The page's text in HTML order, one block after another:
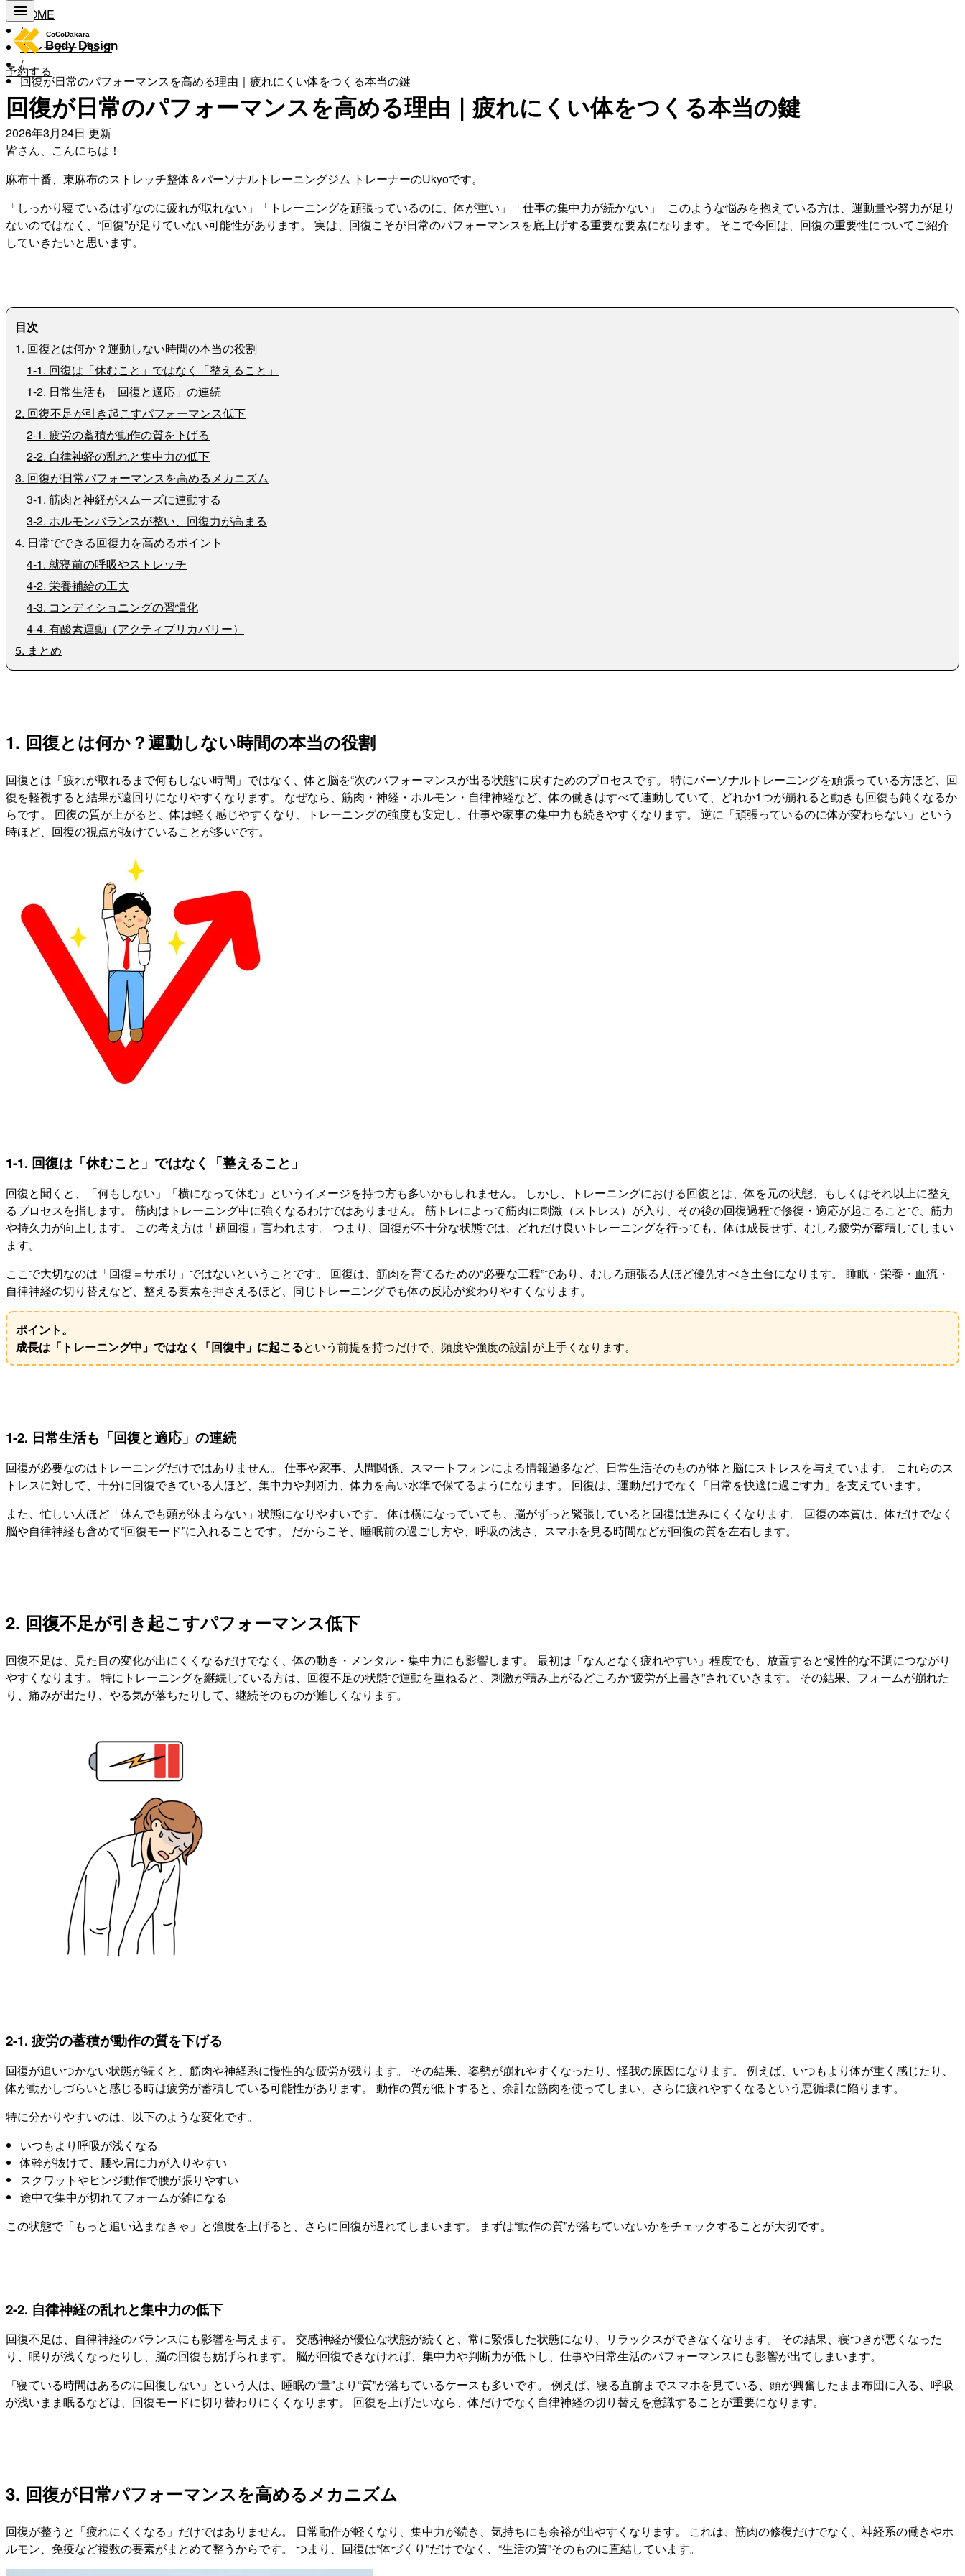
予約する
HOME
/
トレーナーブログ
/
回復が日常のパフォーマンスを高める理由｜疲れにくい体をつくる本当の鍵
回復が日常のパフォーマンスを高める理由｜疲れにくい体をつくる本当の鍵
2026年3月24日 更新
皆さん、こんにちは！
麻布十番、東麻布のストレッチ整体＆パーソナルトレーニングジム トレーナーのUkyoです。
「しっかり寝ているはずなのに疲れが取れない」「トレーニングを頑張っているのに、体が重い」「仕事の集中力が続かない」 このような悩みを抱えている方は、運動量や努力が足り
ないのではなく、“回復”が足りていない可能性があります。 実は、回復こそが日常のパフォーマンスを底上げする重要な要素になります。 そこで今回は、回復の重要性についてご紹介
していきたいと思います。
目次
1. 回復とは何か？運動しない時間の本当の役割
1-1. 回復は「休むこと」ではなく「整えること」
1-2. 日常生活も「回復と適応」の連続
2. 回復不足が引き起こすパフォーマンス低下
2-1. 疲労の蓄積が動作の質を下げる
2-2. 自律神経の乱れと集中力の低下
3. 回復が日常パフォーマンスを高めるメカニズム
3-1. 筋肉と神経がスムーズに連動する
3-2. ホルモンバランスが整い、回復力が高まる
4. 日常でできる回復力を高めるポイント
4-1. 就寝前の呼吸やストレッチ
4-2. 栄養補給の工夫
4-3. コンディショニングの習慣化
4-4. 有酸素運動（アクティブリカバリー）
5. まとめ
1. 回復とは何か？運動しない時間の本当の役割
回復とは「疲れが取れるまで何もしない時間」ではなく、体と脳を“次のパフォーマンスが出る状態”に戻すためのプロセスです。 特にパーソナルトレーニングを頑張っている方ほど、回
復を軽視すると結果が遠回りになりやすくなります。 なぜなら、筋肉・神経・ホルモン・自律神経など、体の働きはすべて連動していて、どれか1つが崩れると動きも回復も鈍くなるか
らです。 回復の質が上がると、体は軽く感じやすくなり、トレーニングの強度も安定し、仕事や家事の集中力も続きやすくなります。 逆に「頑張っているのに体が変わらない」という
時ほど、回復の視点が抜けていることが多いです。
1-1. 回復は「休むこと」ではなく「整えること」
回復と聞くと、「何もしない」「横になって休む」というイメージを持つ方も多いかもしれません。 しかし、トレーニングにおける回復とは、体を元の状態、もしくはそれ以上に整え
るプロセスを指します。 筋肉はトレーニング中に強くなるわけではありません。 筋トレによって筋肉に刺激（ストレス）が入り、その後の回復過程で修復・適応が起こることで、筋力
や持久力が向上します。 この考え方は「超回復」言われます。 つまり、回復が不十分な状態では、どれだけ良いトレーニングを行っても、体は成長せず、むしろ疲労が蓄積してしまい
ます。
ここで大切なのは「回復＝サボり」ではないということです。 回復は、筋肉を育てるための“必要な工程”であり、むしろ頑張る人ほど優先すべき土台になります。 睡眠・栄養・血流・
自律神経の切り替えなど、整える要素を押さえるほど、同じトレーニングでも体の反応が変わりやすくなります。
ポイント。
成長は「トレーニング中」ではなく「回復中」に起こるという前提を持つだけで、頻度や強度の設計が上手くなります。
1-2. 日常生活も「回復と適応」の連続
回復が必要なのはトレーニングだけではありません。 仕事や家事、人間関係、スマートフォンによる情報過多など、日常生活そのものが体と脳にストレスを与えています。 これらのス
トレスに対して、十分に回復できている人ほど、集中力や判断力、体力を高い水準で保てるようになります。 回復は、運動だけでなく「日常を快適に過ごす力」を支えています。
また、忙しい人ほど「休んでも頭が休まらない」状態になりやすいです。 体は横になっていても、脳がずっと緊張していると回復は進みにくくなります。 回復の本質は、体だけでなく
脳や自律神経も含めて“回復モード”に入れることです。 だからこそ、睡眠前の過ごし方や、呼吸の浅さ、スマホを見る時間などが回復の質を左右します。
2. 回復不足が引き起こすパフォーマンス低下
回復不足は、見た目の変化が出にくくなるだけでなく、体の動き・メンタル・集中力にも影響します。 最初は「なんとなく疲れやすい」程度でも、放置すると慢性的な不調につながり
やすくなります。 特にトレーニングを継続している方は、回復不足の状態で運動を重ねると、刺激が積み上がるどころか“疲労が上書き”されていきます。 その結果、フォームが崩れた
り、痛みが出たり、やる気が落ちたりして、継続そのものが難しくなります。
2-1. 疲労の蓄積が動作の質を下げる
回復が追いつかない状態が続くと、筋肉や神経系に慢性的な疲労が残ります。 その結果、姿勢が崩れやすくなったり、怪我の原因になります。 例えば、いつもより体が重く感じたり、
体が動かしづらいと感じる時は疲労が蓄積している可能性があります。 動作の質が低下すると、余計な筋肉を使ってしまい、さらに疲れやすくなるという悪循環に陥ります。
特に分かりやすいのは、以下のような変化です。
いつもより呼吸が浅くなる
体幹が抜けて、腰や肩に力が入りやすい
スクワットやヒンジ動作で腰が張りやすい
途中で集中が切れてフォームが雑になる
この状態で「もっと追い込まなきゃ」と強度を上げると、さらに回復が遅れてしまいます。 まずは“動作の質”が落ちていないかをチェックすることが大切です。
2-2. 自律神経の乱れと集中力の低下
回復不足は、自律神経のバランスにも影響を与えます。 交感神経が優位な状態が続くと、常に緊張した状態になり、リラックスができなくなります。 その結果、寝つきが悪くなった
り、眠りが浅くなったりし、脳の回復も妨げられます。 脳が回復できなければ、集中力や判断力が低下し、仕事や日常生活のパフォーマンスにも影響が出てしまいます。
「寝ている時間はあるのに回復しない」という人は、睡眠の“量”より“質”が落ちているケースも多いです。 例えば、寝る直前までスマホを見ている、頭が興奮したまま布団に入る、呼吸
が浅いまま眠るなどは、回復モードに切り替わりにくくなります。 回復を上げたいなら、体だけでなく自律神経の切り替えを意識することが重要になります。
3. 回復が日常パフォーマンスを高めるメカニズム
回復が整うと「疲れにくくなる」だけではありません。 日常動作が軽くなり、集中力が続き、気持ちにも余裕が出やすくなります。 これは、筋肉の修復だけでなく、神経系の働きやホ
ルモン、免疫など複数の要素がまとめて整うからです。 つまり、回復は“体づくり”だけでなく、“生活の質”そのものに直結しています。